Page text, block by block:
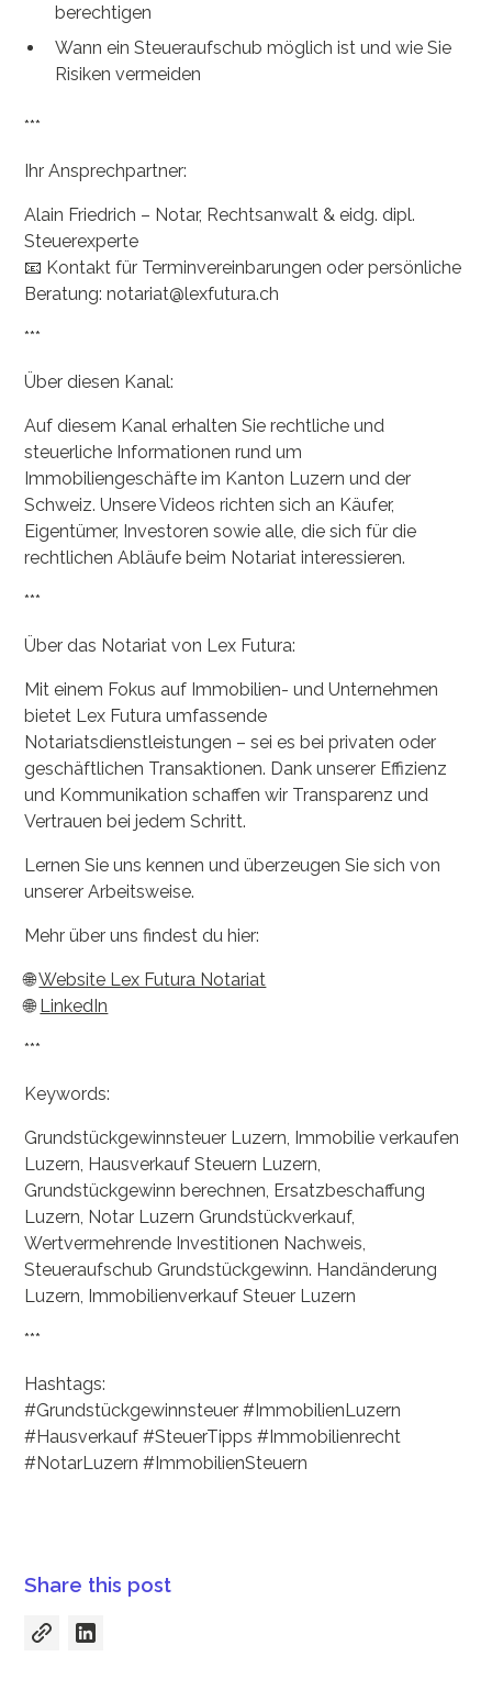
berechtigen
Wann ein Steueraufschub möglich ist und wie Sie
Risiken vermeiden
***
Ihr Ansprechpartner:
Alain Friedrich – Notar, Rechtsanwalt & eidg. dipl.
Steuerexperte
📧 Kontakt für Terminvereinbarungen oder persönliche
Beratung: notariat@lexfutura.ch
***
Über diesen Kanal:
Auf diesem Kanal erhalten Sie rechtliche und
steuerliche Informationen rund um
Immobiliengeschäfte im Kanton Luzern und der
Schweiz. Unsere Videos richten sich an Käufer,
Eigentümer, Investoren sowie alle, die sich für die
rechtlichen Abläufe beim Notariat interessieren.
***
Über das Notariat von Lex Futura:
Mit einem Fokus auf Immobilien- und Unternehmen
bietet Lex Futura umfassende
Notariatsdienstleistungen – sei es bei privaten oder
geschäftlichen Transaktionen. Dank unserer Effizienz
und Kommunikation schaffen wir Transparenz und
Vertrauen bei jedem Schritt.
Lernen Sie uns kennen und überzeugen Sie sich von
unserer Arbeitsweise.
Mehr über uns findest du hier:
🌐Website Lex Futura Notariat
🌐 LinkedIn
***
Keywords:
Grundstückgewinnsteuer Luzern, Immobilie verkaufen
Luzern, Hausverkauf Steuern Luzern,
Grundstückgewinn berechnen, Ersatzbeschaffung
Luzern, Notar Luzern Grundstückverkauf,
Wertvermehrende Investitionen Nachweis,
Steueraufschub Grundstückgewinn. Handänderung
Luzern, Immobilienverkauf Steuer Luzern
***
Hashtags:
#Grundstückgewinnsteuer #ImmobilienLuzern
#Hausverkauf #SteuerTipps #Immobilienrecht
#NotarLuzern #ImmobilienSteuern
Share this post